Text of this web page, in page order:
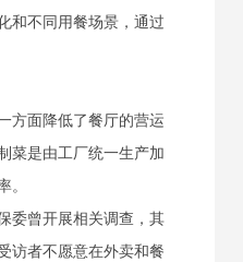
和不同用餐场景，通过
方面降低了餐厅的营运
菜是由工厂统一生产加
委曾开展相关调查，其
访者不愿意在外卖和餐